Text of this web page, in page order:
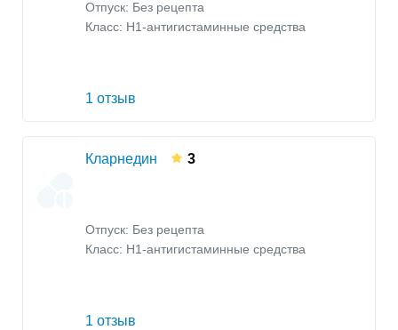
Отпуск: Без рецепта
Класс: H1-антигистаминные средства
1 отзыв
Кларнедин 3
Отпуск: Без рецепта
Класс: H1-антигистаминные средства
1 отзыв